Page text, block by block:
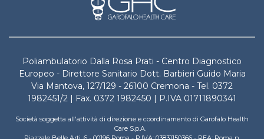
Poliambulatorio Dalla Rosa Prati - Centro Diagnostico
Europeo - Direttore Sanitario Dott. Barbieri Guido Maria
Via Mantova, 127/129 - 26100 Cremona - Tel. 0372
1982451/2 | Fax. 0372 1982450 | P.IVA 01711890341
Società soggetta all'attività di direzione e coordinamento di Garofalo Health
Care S.p.A.